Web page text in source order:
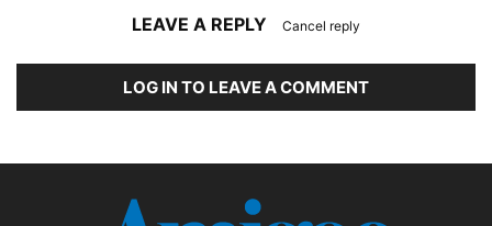
LEAVE A REPLY Cancel reply
LOG IN TO LEAVE A COMMENT